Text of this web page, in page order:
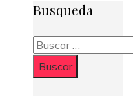
Busqueda
Buscar: